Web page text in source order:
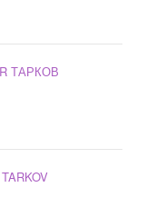
ТАРКОВ